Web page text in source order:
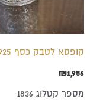
קופסא לטבק כסף 925
₪1,956
מספר קטלוג 1836